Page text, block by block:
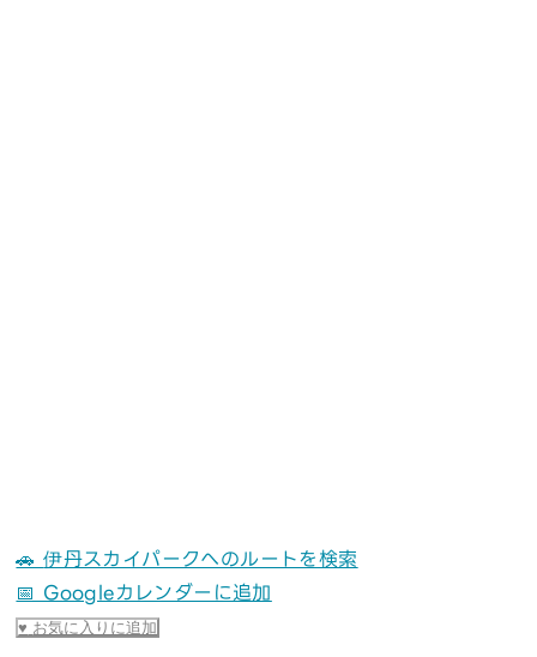
🚗伊丹スカイパークへのルートを検索
📅 Googleカレンダーに追加
♥ お気に入りに追加